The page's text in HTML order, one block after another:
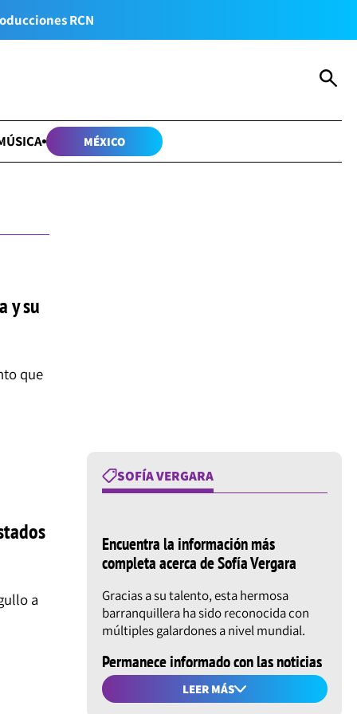
RCN
MÉXICO
y su
que
a
SOFÍA VERGARA
Encuentra la información más
completa acerca de Sofía Vergara
Gracias a su talento, esta hermosa
barranquillera ha sido reconocida con
múltiples galardones a nivel mundial.
Permanece informado con las noticias
más recientes y relevantes de la vida y
trayectoria de la modelo y actriz
LEER MÁS